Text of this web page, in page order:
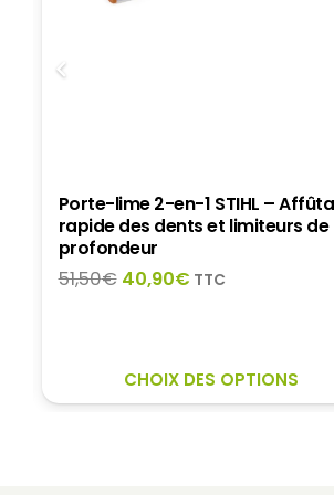
Porte-lime 2-en-1 STIHL –
rapide des dents et limiteurs de
profondeur
51,50€ Le
51,50€.
40,90€Le
40,90€.
TTC
CHOIX DES OPTIONS